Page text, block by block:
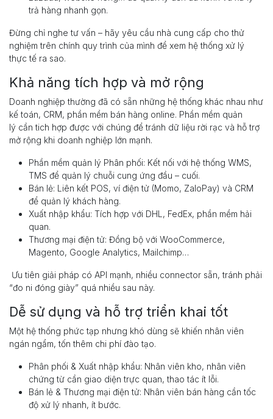
trả hàng nhanh gọn.
Đừng chỉ nghe tư vấn – hãy yêu cầu nhà cung cấp cho thử
nghiệm trên chính quy trình của mình để xem hệ thống xử lý
thực tế ra sao.
Khả năng tích hợp và mở rộng
Doanh nghiệp thường đã có sẵn những hệ thống khác nhau như
kế toán, CRM, phần mềm bán hàng online. Phần mềm quản
lý cần tich hợp được với chúng để tránh dữ liệu rời rạc và hỗ trợ
mở rộng khi doanh nghiệp lớn mạnh.
Phần mềm quản lý Phân phối: Kết nối với hệ thống WMS,
TMS để quản lý chuỗi cung ứng đầu – cuối.
Bán lẻ: Liên kết POS, ví điện tử (Momo, ZaloPay) và CRM
để quản lý khách hàng.
Xuất nhập khẩu: Tích hợp với DHL, FedEx, phần mềm hải
quan.
Thương mại điện tử: Đồng bộ với WooCommerce,
Magento, Google Analytics, Mailchimp…
Ưu tiên giải pháp có API mạnh, nhiều connector sẵn, tránh phải
“đo ni đóng giày” quá nhiều sau này.
Dễ sử dụng và hỗ trợ triển khai tốt
Một hệ thống phức tạp nhưng khó dùng sẽ khiến nhân viên
ngán ngẩm, tốn thêm chi phí đào tạo.
Phân phối & Xuất nhập khẩu: Nhân viên kho, nhân viên
chứng từ cần giao diện trực quan, thao tác ít lỗi.
Bán lẻ & Thương mại điện tử: Nhân viên bán hàng cần tốc
độ xử lý nhanh, ít bước.